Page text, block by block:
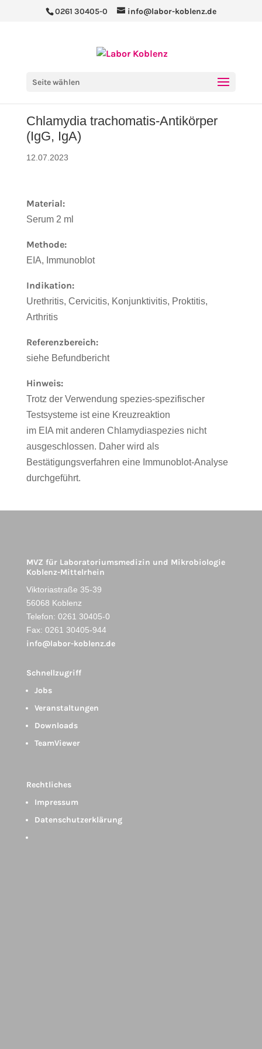
0261 30405-0 info@labor-koblenz.de
Seite wählen
Chlamydia trachomatis-Antikörper
(IgG, IgA)
12.07.2023
Material:
Serum 2 ml
Methode:
EIA, Immunoblot
Indikation:
Urethritis, Cervicitis, Konjunktivitis, Proktitis,
Arthritis
Referenzbereich:
siehe Befundbericht
Hinweis:
Trotz der Verwendung spezies-spezifischer
Testsysteme ist eine Kreuzreaktion
im EIA mit anderen Chlamydiaspezies nicht
ausgeschlossen. Daher wird als
Bestätigungsverfahren eine Immunoblot-Analyse
durchgeführt.
MVZ für Laboratoriumsmedizin und Mikrobiologie
Koblenz-Mittelrhein
Viktoriastraße 35-39
56068 Koblenz
Telefon: 0261 30405-0
Fax: 0261 30405-944
info@labor-koblenz.de
Schnellzugriff
Jobs
Veranstaltungen
Downloads
TeamViewer
Rechtliches
Impressum
Datenschutzerklärung